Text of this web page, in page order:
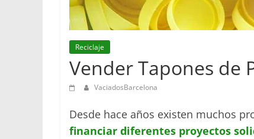
Reciclaje
Vender Tapones de
VaciadosBarcelona
Desde hace años existen muchos
financiar diferentes proyectos